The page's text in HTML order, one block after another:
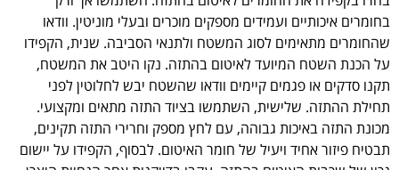
בחומרים איכותיים ועמידים מספקים מוכרים ובעלי מוניטין. וודאו
שהחומרים מתאימים לסוג המשטח ולתנאי הסביבה. שנית, הקפידו
על הכנת השטח המיועד לאיטום בהתזה. נקו היטב את המשטח,
תקנו סדקים או פגמים קיימים וודאו שהשטח יבש לחלוטין לפני
תחילת ההתזה. שלישית, השתמשו בציוד התזה מתאים ומקצועי.
מכונת התזה באיכות גבוהה, עם לחץ מספק וחרירי התזה תקינים,
תבטיח פיזור אחיד ויעיל של חומר האיטום. לבסוף, הקפידו על יישום